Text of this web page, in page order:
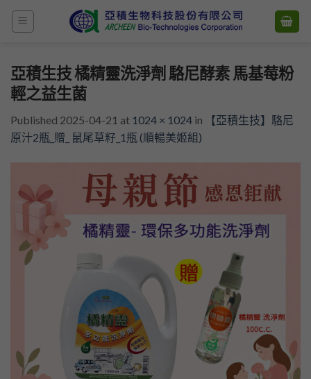
Skip
亞積生技 橘精靈洗淨劑 駱尼酵素 馬基莓粉
輕之益生菌
Published 2025-04-21 at 1024 × 1024 in
【亞積生技】駱尼
原汁2瓶_贈_ 鼠尾草籽_1瓶 (順暢美姬組)